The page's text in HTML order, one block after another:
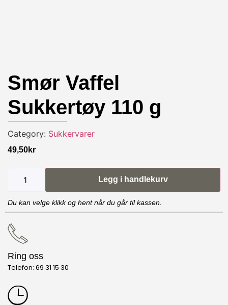
Smør Vaffel
Sukkertøy 110 g
Category: Sukkervarer
49,50kr
Legg i handlekurv
Du kan velge klikk og hent når du går til kassen.
Ring oss
Telefon: 69 31 15 30